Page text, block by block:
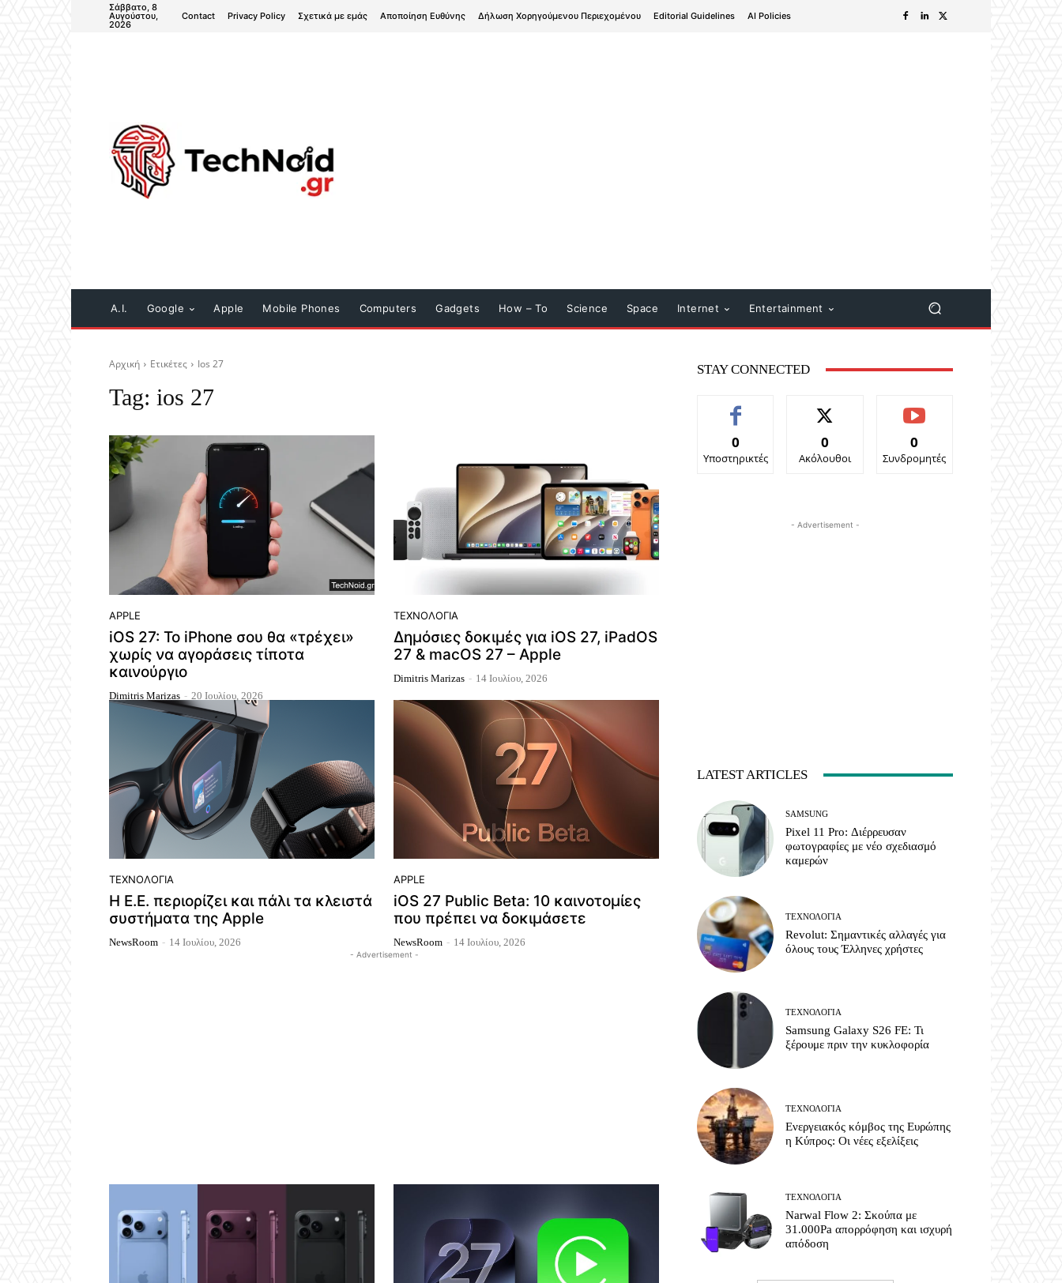
Σάββατο, 8
Αυγούστου,
2026
Contact Privacy Policy Σχετικά με εμάς Αποποίηση Ευθύνης Δήλωση Χορηγούμενου Περιεχομένου Editorial Guidelines AI Policies
A.I. Google Apple Mobile Phones Computers Gadgets How – To Science Space Internet Entertainment
Αρχική Ετικέτες Ios 27
Tag: ios 27
APPLE
iOS 27: Το iPhone σου θα «τρέχει»
χωρίς να αγοράσεις τίποτα
καινούργιο
Dimitris Marizas - 20 Ιουλίου, 2026
ΤΕΧΝΟΛΟΓΊΑ
Δημόσιες δοκιμές για iOS 27, iPadOS
27 & macOS 27 – Apple
Dimitris Marizas - 14 Ιουλίου, 2026
ΤΕΧΝΟΛΟΓΊΑ
Η Ε.Ε. περιορίζει και πάλι τα κλειστά
συστήματα της Apple
NewsRoom - 14 Ιουλίου, 2026
APPLE
iOS 27 Public Beta: 10 καινοτομίες
που πρέπει να δοκιμάσετε
NewsRoom - 14 Ιουλίου, 2026
- Advertisement -
STAY CONNECTED
0
Υποστηρικτές
0
Ακόλουθοι
0
Συνδρομητές
- Advertisement -
LATEST ARTICLES
SAMSUNG
Pixel 11 Pro: Διέρρευσαν
φωτογραφίες με νέο σχεδιασμό
καμερών
ΤΕΧΝΟΛΟΓΊΑ
Revolut: Σημαντικές αλλαγές για
όλους τους Έλληνες χρήστες
ΤΕΧΝΟΛΟΓΊΑ
Samsung Galaxy S26 FE: Τι
ξέρουμε πριν την κυκλοφορία
ΤΕΧΝΟΛΟΓΊΑ
Ενεργειακός κόμβος της Ευρώπης
η Κύπρος: Οι νέες εξελίξεις
ΤΕΧΝΟΛΟΓΊΑ
Narwal Flow 2: Σκούπα με
31.000Pa απορρόφηση και ισχυρή
απόδοση